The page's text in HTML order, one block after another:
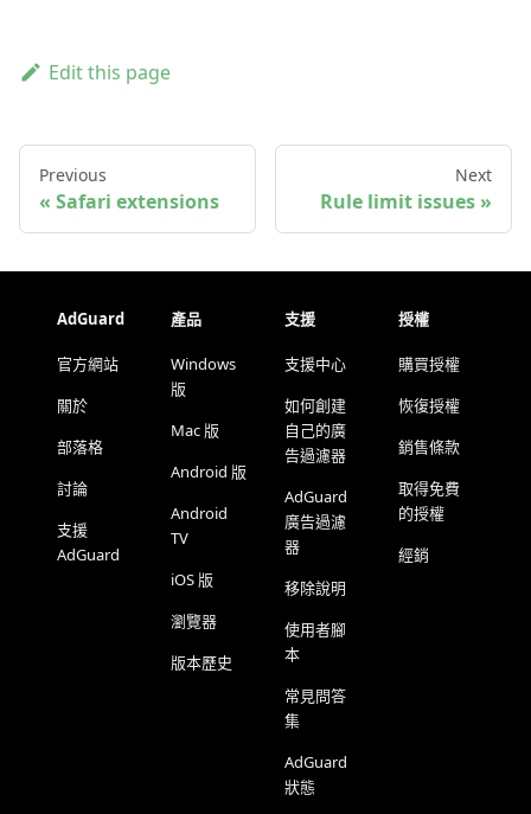
Edit this page
Previous
Safari extensions
Next
Rule limit issues
AdGuard
官方網站
關於
部落格
討論
支援
AdGuard
產品
Windows
版
Mac 版
Android 版
Android
TV
iOS 版
瀏覽器
版本歷史
支援
支援中心
如何創建
自己的廣
告過濾器
AdGuard
廣告過濾
器
移除說明
使用者腳
本
常見問答
集
AdGuard
狀態
授權
購買授權
恢復授權
銷售條款
取得免費
的授權
經銷